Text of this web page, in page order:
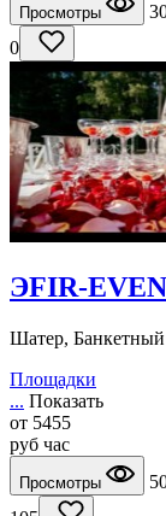
Просмотры
0
ЭFIR-
Шатер, Банкетный
Площадки
... Показать
от 5455
руб час
Просмотры